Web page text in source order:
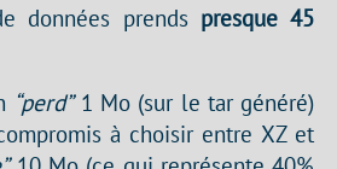
données prends presque 45
“perd”1 Mo (sur le tar généré)
à choisir entre XZ et